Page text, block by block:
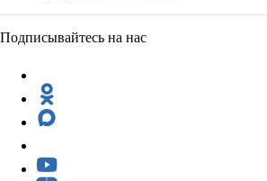
Подписывайтесь на нас